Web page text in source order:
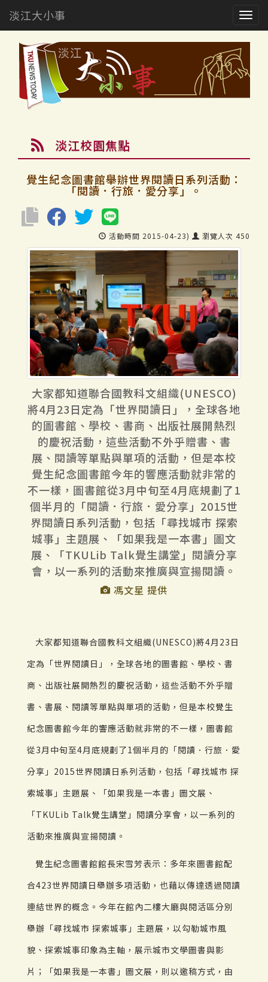
淡江大小事
淡江校園焦點
覺生紀念圖書館舉辦世界閱讀日系列活動：
「閱讀．行旅．愛分享」。
活動時間 2015-04-23) 瀏覽人次 450
大家都知道聯合國教科文組織(UNESCO)
將4月23日定為「世界閱讀日」，全球各地
的圖書館、學校、書商、出版社展開熱烈
的慶祝活動，這些活動不外乎贈書、書
展、閱讀等單點與單項的活動，但是本校
覺生紀念圖書館今年的響應活動就非常的
不一樣，圖書館從3月中旬至4月底規劃了1
個半月的「閱讀．行旅．愛分享」2015世
界閱讀日系列活動，包括「尋找城市 探索
城事」主題展、「如果我是一本書」圖文
展、「TKULib Talk覺生講堂」閱讀分享
會，以一系列的活動來推廣與宣揚閱讀。
馮文星 提供
大家都知道聯合國教科文組織(UNESCO)將4月23日
定為「世界閱讀日」，全球各地的圖書館、學校、書
商、出版社展開熱烈的慶祝活動，這些活動不外乎贈
書、書展、閱讀等單點與單項的活動，但是本校覺生
紀念圖書館今年的響應活動就非常的不一樣，圖書館
從3月中旬至4月底規劃了1個半月的「閱讀．行旅．愛
分享」2015世界閱讀日系列活動，包括「尋找城市 探
索城事」主題展、「如果我是一本書」圖文展、
「TKULib Talk覺生講堂」閱讀分享會，以一系列的
活動來推廣與宣揚閱讀。
覺生紀念圖書館館長宋雪芳表示：多年來圖書館配
合423世界閱讀日舉辦多項活動，也藉以傳達透過閱讀
連結世界的概念。今年在館內二樓大廳與閱活區分別
舉辦「尋找城市 探索城事」主題展，以勾勒城市風
貌、探索城事印象為主軸，展示城市文學圖書與影
片；「如果我是一本書」圖文展，則以邀稿方式，由